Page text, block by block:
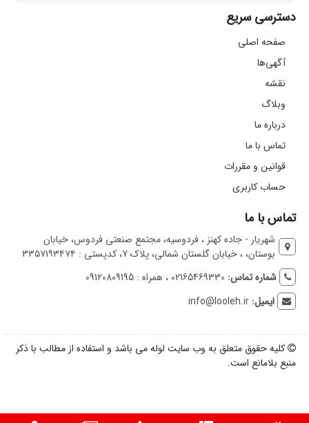
دسترسی سریع
صفحه اصلی
آگهی‌ها
نقشه
وبلاگ
درباره ما
تماس با ما
قوانین و مقررات
حساب کاربری
تماس با ما
شهریار - جاده کهنز ، فردوسیه، مجتمع صنعتی فردوس، خیابان
بوستان، ، خیابان گلستان شمالی، پلاک 7، کدپستی : ۳۳۵۷۱۹۳۴۷۴
شماره تماس: 02165469330 ، همراه : 09120809195
ایمیل:info@looleh.ir
کلیه حقوق متعلق به وب سایت لوله می باشد و استفاده از مطالب با ذکر
منبع بلامانع است.